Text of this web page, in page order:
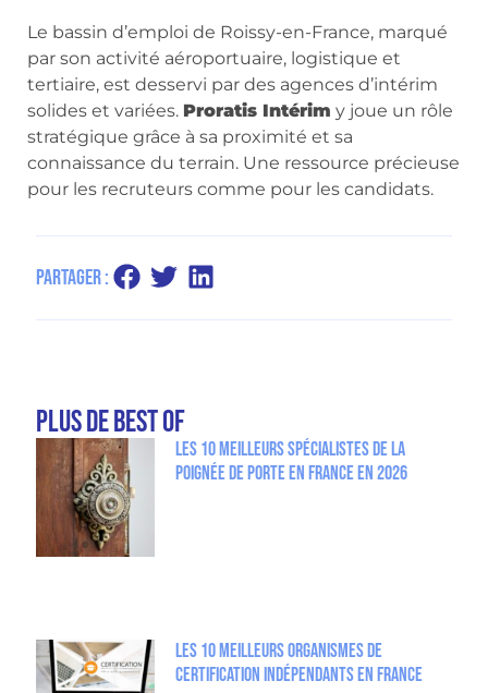
Le bassin d’emploi de Roissy-en-France, marqué
par son activité aéroportuaire, logistique et
tertiaire, est desservi par des agences d’intérim
solides et variées. Proratis Intérim y joue un rôle
stratégique grâce à sa proximité et sa
connaissance du terrain. Une ressource précieuse
pour les recruteurs comme pour les candidats.
Partager :
plus de Best Of
Les 10 meilleurs spécialistes de la
poignée de porte en France en 2026
Les 10 meilleurs organismes de
certification indépendants en France